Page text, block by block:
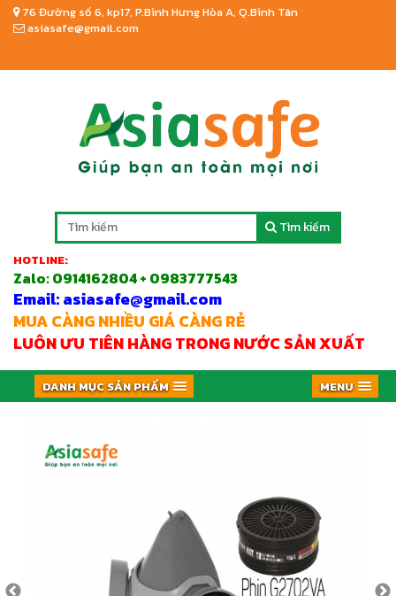
76 Đường số 6, kp17, P.Bình Hưng Hòa A, Q.Bình Tân
asiasafe@gmail.com
Tìm kiếm
HOTLINE:
Zalo:0914162804 + 0983777543
Email: asiasafe@gmail.com
MUA CÀNG NHIỀU GIÁ CÀNG RẺ
LUÔN ƯU TIÊN HÀNG TRONG NƯỚC SẢN XUẤT
DANH MỤC SẢN PHẨM MENU